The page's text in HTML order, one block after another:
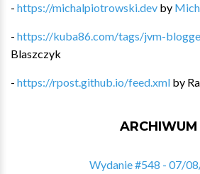
- https://michalpiotrowski.dev by
- https://kuba86.com/tags/jvm-
Blaszczyk
- https://rpost.github.io/feed.xml by
ARCHIWUM
Wydanie #548 - 07/